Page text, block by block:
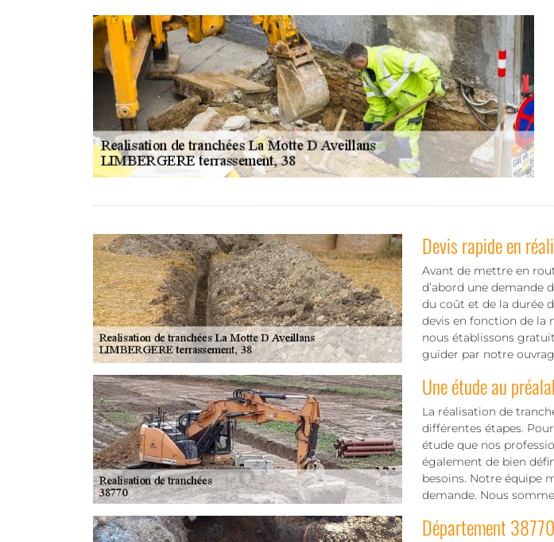
Devis rapide en
Avant de mettre en
d’abord une demande
du coût et de la durée
devis en fonction de la
nous établissons
guider par notre
Une étude au
La réalisation de
différentes étapes.
étude que nos
également de bien
besoins. Notre équipe
demande. Nous
Département